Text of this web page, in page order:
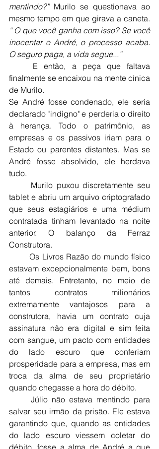
mentindo?” Murilo se questionava ao
“ O que você ganha com isso? Se você
inocentar o André, o processo acaba.
O seguro paga, a vida segue...”
finalmente se encaixou na mente cínica
de Murilo.
Se André fosse condenado, ele seria
declarado "indigno" e perderia o direito
à herança. Todo o patrimônio, as
empresas e os passivos iriam para o
Estado ou parentes distantes. Mas se
André fosse absolvido, ele herdava
tudo.
tablet e abriu um arquivo criptografado
que seus estagiários e uma médium
contratada tinham levantado na noite
anterior. O balanço da Ferraz
Construtora.
	Os Livros Razão do mundo físico
estavam excepcionalmente bem, bons
até demais. Entretanto, no meio de
tantos contratos milionários
extremamente vantajosos para a
construtora, havia um contrato cuja
assinatura não era digital e sim feita
com sangue, um pacto com entidades
do lado escuro que conferiam
prosperidade para a empresa, mas em
troca da alma de seu proprietário
quando chegasse a hora do débito.
salvar seu irmão da prisão. Ele estava
garantindo que, quando as entidades
do lado escuro viessem coletar do
débito, fosse a alma de André a que